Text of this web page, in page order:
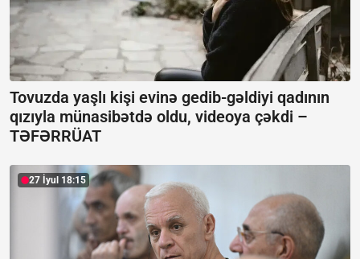
Tovuzda yaşlı kişi evinə gedib-gəldiyi qadının
qızıyla münasibətdə oldu, videoya çəkdi –
TƏFƏRRÜAT
27 İyul 18:15